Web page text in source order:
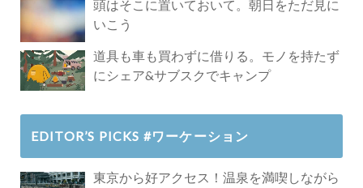
頭はそこに置いておいて。朝日をただ見に
いこう
道具も車も買わずに借りる。モノを持たず
にシェア&サブスクでキャンプ
EDITOR’S PICKS #ワーケーション
東京から好アクセス！温泉を満喫しながら